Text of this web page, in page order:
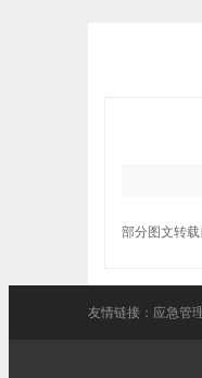
部分图文转
友情链接： 应急管